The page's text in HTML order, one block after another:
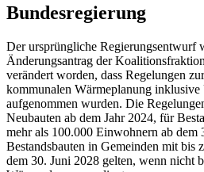
Bundesregierung
Der ursprüngliche Regierungsentwurf
Änderungsantrag der
verändert worden, dass Regelungen
kommunalen Wärmeplanung inklusive
aufgenommen wurden. Die
Neubauten ab dem Jahr 2024, für
mehr als 100.000 Einwohnern ab dem
Bestandsbauten in Gemeinden mit bis
dem 30. Juni 2028 gelten, wenn nicht